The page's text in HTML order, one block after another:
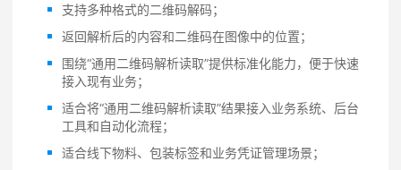
支持多种格式的二维码解码；
返回解析后的内容和二维码在图像中的位置；
围绕“通用二维码解析读取”提供标准化能力，便于快速
接入现有业务；
适合将“通用二维码解析读取”结果接入业务系统、后台
工具和自动化流程；
适合线下物料、包装标签和业务凭证管理场景；